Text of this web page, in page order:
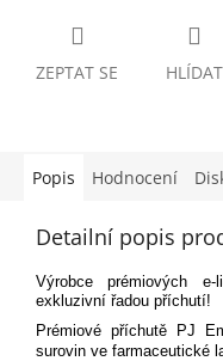
ZEPTAT SE HLÍDAT
Popis Hodnocení
Detailní popis
Výrobce prémiových e-
exkluzivní řadou příchutí!
Prémiové příchutě PJ
surovin ve farmaceutické